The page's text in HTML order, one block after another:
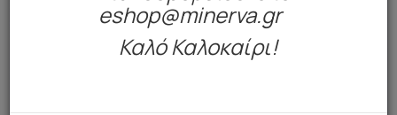
eshop@minerva.gr
Καλό Καλοκαίρι!